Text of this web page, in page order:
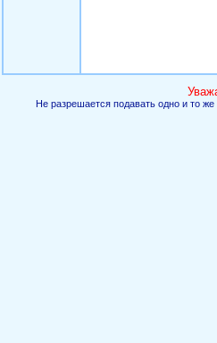
Не разрешается подавать одно и то